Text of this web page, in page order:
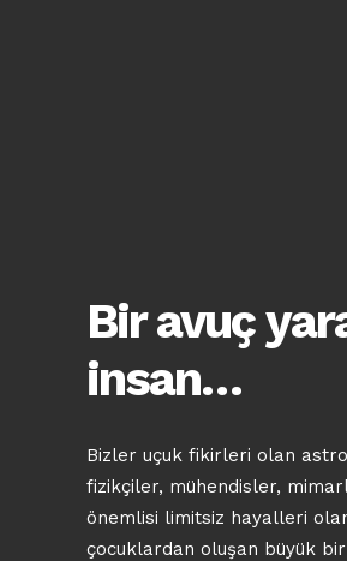
Bir avuç
insan…
Bizler uçuk fikirleri olan
fizikçiler, mühendisler,
önemlisi limitsiz hayalleri
çocuklardan oluşan büyük